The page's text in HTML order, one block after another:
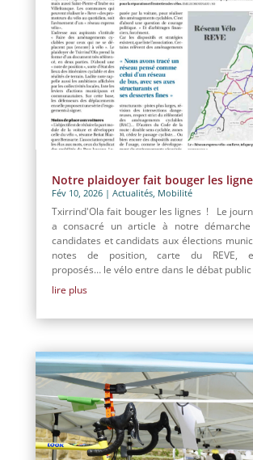
Notre plaidoyer fait bouger les
Fév 10, 2026| Actualités, Mobilité
Txirrind'Ola fait bouger les lignes ! Le
a consacré un article à notre
candidates et candidats aux élections
notes de position, carte du REVE,
proposés… le vélo entre dans le débat public
lire plus